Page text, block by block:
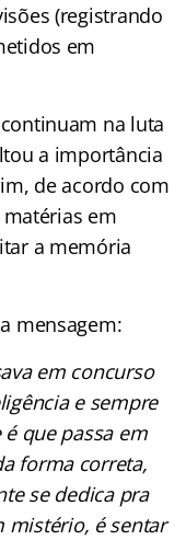
(registrando
em
na luta
a importância
de acordo com
matérias em
a memória
mensagem:
em concurso
e sempre
que passa em
forma correta,
se dedica pra
mistério, é sentar